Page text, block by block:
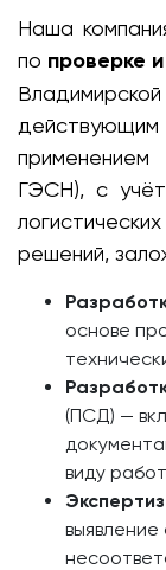
Наша
по проверке
ГЭСН), с
решений,
основе
(ПСД) —
виду